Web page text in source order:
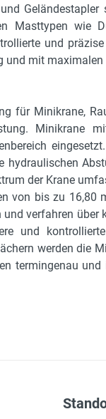
wie
und
mit
für Minikrane,
Minikrane
hydraulischen
der Krane
von bis zu 16,80
und verfahren
und
werden die
termingenau